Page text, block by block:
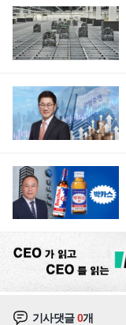
기사댓글0개